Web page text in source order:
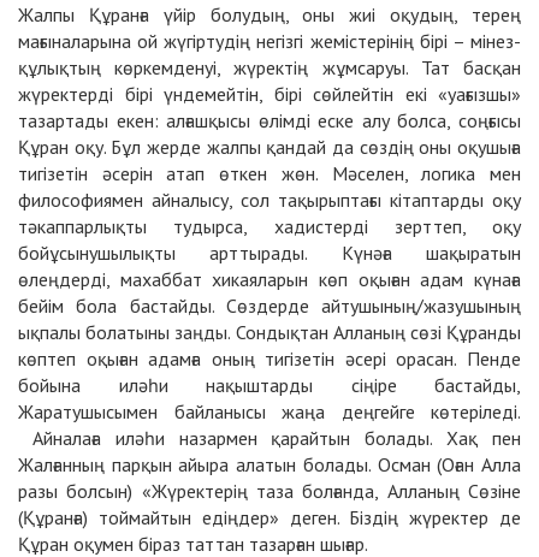
Жалпы Құранға үйір болудың, оны жиі оқудың, терең
мағыналарына ой жүгіртудің негізгі жемістерінің бірі – мінез-
құлықтың көркемденуі, жүректің жұмсаруы. Тат басқан
жүректерді бірі үндемейтін, бірі сөйлейтін екі «уағызшы»
тазартады екен: алғашқысы өлімді еске алу болса, соңғысы
Құран оқу. Бұл жерде жалпы қандай да сөздің оны оқушыға
тигізетін әсерін атап өткен жөн. Мәселен, логика мен
философиямен айналысу, сол тақырыптағы кітаптарды оқу
тәкаппарлықты тудырса, хадистерді зерттеп, оқу
бойұсынушылықты арттырады. Күнәға шақыратын
өлеңдерді, махаббат хикаяларын көп оқыған адам күнаға
бейім бола бастайды. Сөздерде айтушының/жазушының
ықпалы болатыны заңды. Сондықтан Алланың сөзі Құранды
көптеп оқыған адамға оның тигізетін әсері орасан. Пенде
бойына иләһи нақыштарды сіңіре бастайды,
Жаратушысымен байланысы жаңа деңгейге көтеріледі.
Айналаға иләһи назармен қарайтын болады. Хақ пен
Жалғанның парқын айыра алатын болады. Осман (Оған Алла
разы болсын) «Жүректерің таза болғанда, Алланың Сөзіне
(Құранға) тоймайтын едіңдер» деген. Біздің жүректер де
Құран оқумен біраз таттан тазарған шығар.